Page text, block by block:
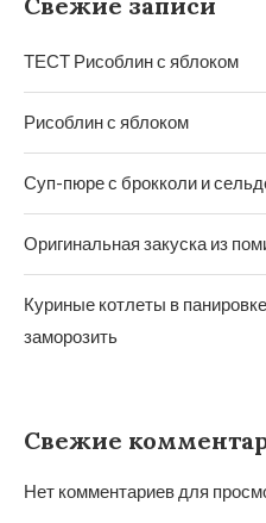
ТЕСТ Рисоблин с яблоком
Рисоблин с яблоком
Суп-пюре с брокколи и
Оригинальная закуска из
Куриные котлеты в
заморозить
Свежие
Нет комментариев для